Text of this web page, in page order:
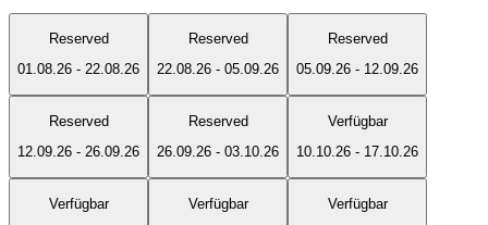
Reserved
01.08.26 - 22.08.26
Reserved
22.08.26 - 05.09.26
Reserved
05.09.26 - 12.09.26
Reserved
12.09.26 - 26.09.26
Reserved
26.09.26 - 03.10.26
Verfügbar
10.10.26 - 17.10.26
Verfügbar
Verfügbar
Verfügbar